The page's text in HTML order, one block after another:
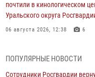
почтили в кинологическом
Уральского округа
06 августа 2026, 12:38 6
знакомят детей со своей
напоминают о мерах
ПОПУЛЯРНЫЕ НОВОСТИ
Сотрудники Росгвардии